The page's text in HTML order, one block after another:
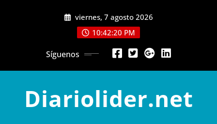
viernes, 7 agosto 2026
10:42:22 PM
Síguenos
Diariolider.net